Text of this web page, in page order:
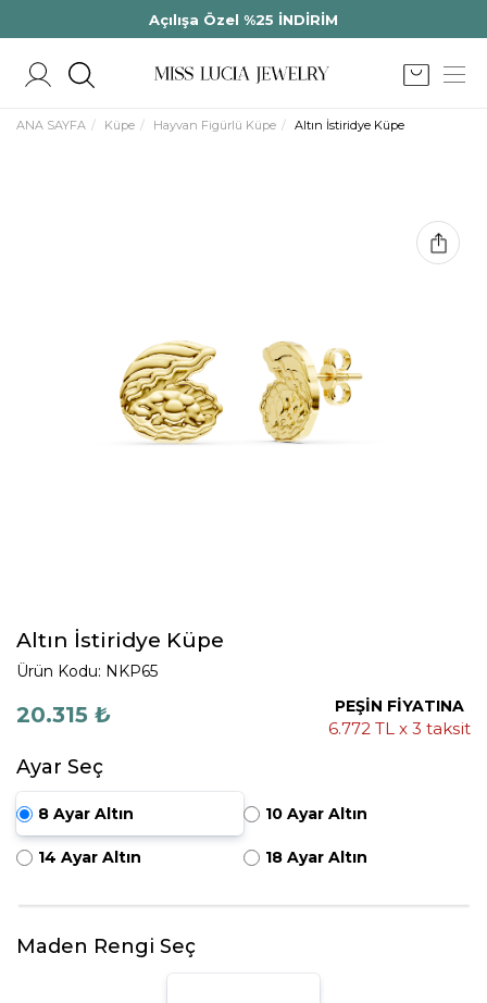
Açılışa Özel %25 İNDİRİM
ANA SAYFA Küpe Hayvan Figürlü Küpe Altın İstiridye Küpe
Altın İstiridye Küpe
Ürün Kodu: NKP65
20.315 ₺ PEŞİN FİYATINA
6.772 TL x 3 taksit
Ayar Seç
8 Ayar Altın 10 Ayar Altın
14 Ayar Altın 18 Ayar Altın
Maden Rengi Seç